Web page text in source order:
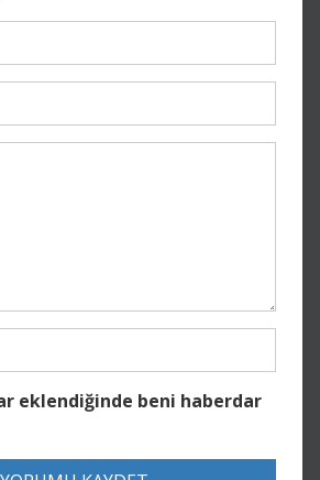
eklendiğinde beni haberdar